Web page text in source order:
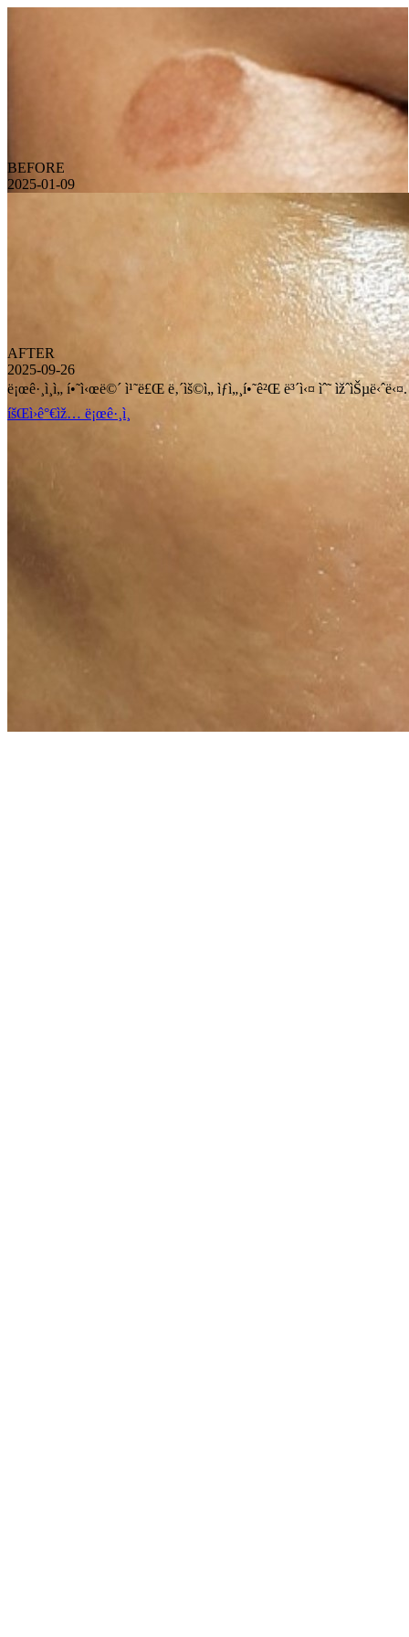
BEFORE
2025-01-09
AFTER
2025-09-26
ë¡œê·¸ì¸ì„ í•˜ì‹œë©´ ì¹˜ë£Œ ë‚´ìš©ì„ ìƒì„¸í•˜ê²Œ ë³´ì‹¤ ìˆ˜ ìžˆìŠµë‹ˆë‹¤.
íšŒì›ê°€ìž… ë¡œê·¸ì¸